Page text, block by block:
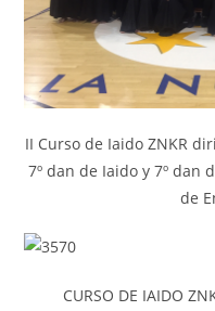
II Curso de Iaido ZNKR
7º dan de Iaido y 7º dan
de
CURSO DE IAIDO